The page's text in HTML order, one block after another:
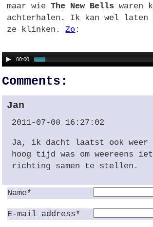
maar wieThe New Bells waren
achterhalen. Ik kan wel laten
ze klinken.Zo :
00:00
Comments:
Jan
2011-07-08 16:27:02
Ja, ik dacht laatst ook weer
hoog tijd was om weereens
richting samen te stellen.
Name*
E-mail address*